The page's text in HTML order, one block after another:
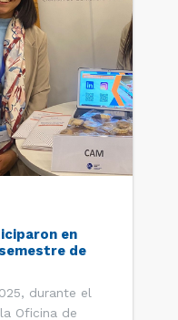
en
de
durante el
Oficina de